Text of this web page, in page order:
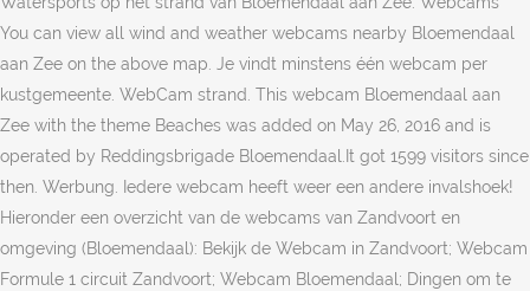
You can view all wind and weather webcams nearby Bloemendaal
aan Zee on the above map. Je vindt minstens één webcam per
kustgemeente. WebCam strand. This webcam Bloemendaal aan
Zee with the theme Beaches was added on May 26, 2016 and is
operated by Reddingsbrigade Bloemendaal.It got 1599 visitors since
then. Werbung. Iedere webcam heeft weer een andere invalshoek!
Hieronder een overzicht van de webcams van Zandvoort en
omgeving (Bloemendaal): Bekijk de Webcam in Zandvoort; Webcam
Formule 1 circuit Zandvoort; Webcam Bloemendaal; Dingen om te